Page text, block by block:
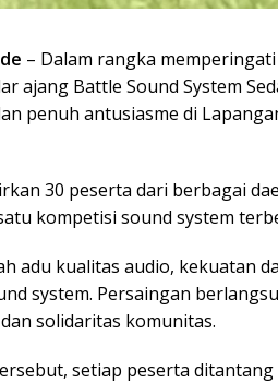
– Dalam rangka
ajang Battle Sound System
penuh antusiasme di
30 peserta dari berbagai
kompetisi sound system
adu kualitas audio, kekuatan
system. Persaingan
solidaritas komunitas.
setiap peserta